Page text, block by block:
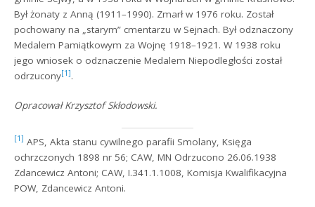
Był żonaty z Anną (1911–1990). Zmarł w 1976 roku. Został
pochowany na „starym” cmentarzu w Sejnach. Był odznaczony
Medalem Pamiątkowym za Wojnę 1918–1921. W 1938 roku
jego wniosek o odznaczenie Medalem Niepodległości został
odrzucony[1].
Opracował Krzysztof Skłodowski.
[1] APS, Akta stanu cywilnego parafii Smolany, Księga
ochrzczonych 1898 nr 56; CAW, MN Odrzucono 26.06.1938
Zdancewicz Antoni; CAW, I.341.1.1008, Komisja Kwalifikacyjna
POW, Zdancewicz Antoni.